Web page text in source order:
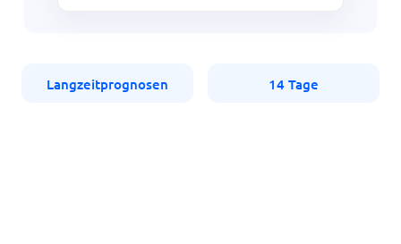
Langzeitprognosen 14 Tage